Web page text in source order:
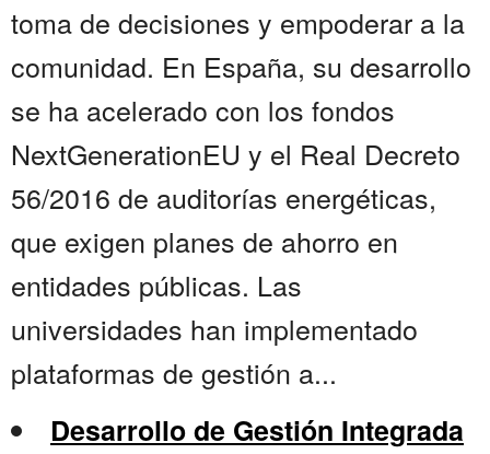
toma de decisiones y empoderar a la
comunidad. En España, su desarrollo
se ha acelerado con los fondos
NextGenerationEU y el Real Decreto
56/2016 de auditorías energéticas,
que exigen planes de ahorro en
entidades públicas. Las
universidades han implementado
plataformas de gestión a...
Desarrollo de Gestión Integrada